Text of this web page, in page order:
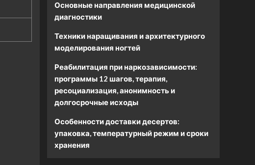
Основные направления медицинской
диагностики
Техники наращивания и архитектурного
моделирования ногтей
Реабилитация при наркозависимости:
программы 12 шагов, терапия,
ресоциализация, анонимность и
долгосрочные исходы
Особенности доставки десертов:
упаковка, температурный режим и сроки
хранения